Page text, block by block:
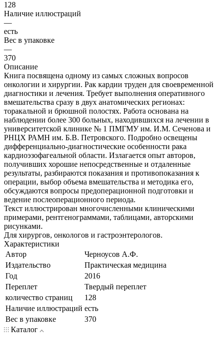
128
Наличие иллюстраций
—
есть
Вес в упаковке
—
370
Описание
Книга посвящена одному из самых сложных вопросов
онкологии и хирургии. Рак кардии труден для своевременной
диагностики и лечения. Требует выполнения оперативного
вмешательства сразу в двух анатомических регионах:
торакальной и брюшной полостях. Работа основана на
наблюдении более 300 больных, находившихся на лечении в
университетской клинике № 1 ПМГМУ им. И.М. Сеченова и
РНЦХ РАМН им. Б.В. Петровского. Подробно освещены
дифференциально-диагностические особенности рака
кардиоэзофагеальной области. Излагается опыт авторов,
получивших хорошие непосредственные и отдаленные
результаты, разбираются показания и противопоказания к
операции, выбор объема вмешательства и методика его,
обсуждаются вопросы предоперационной подготовки и
ведение послеоперационного периода.
Текст иллюстрирован многочисленными клиническими
примерами, рентгенограммами, таблицами, авторскими
рисунками.
Для хирургов, онкологов и гастроэнтерологов.
Характеристики
Автор
Черноусов А.Ф.
Издательство
Практическая медицина
Год
2016
Переплет
Твердый переплет
количество страниц
128
Наличие иллюстраций есть
Вес в упаковке
370
Каталог